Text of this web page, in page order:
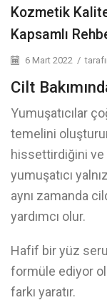
Kozmetik
Kapsamlı
6 Mart 2022 /
Cilt
Yumuşatıcılar
temelini oluşturur.
hissettirdiğini ve
yumuşatıcı
aynı zamanda
yardımcı olur.
Hafif bir yüz
formüle ediyor
farkı yaratır.